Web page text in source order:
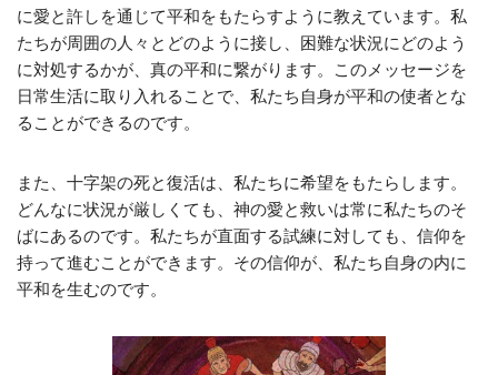
に愛と許しを通じて平和をもたらすように教えています。私
たちが周囲の人々とどのように接し、困難な状況にどのよう
に対処するかが、真の平和に繋がります。このメッセージを
日常生活に取り入れることで、私たち自身が平和の使者とな
ることができるのです。
また、十字架の死と復活は、私たちに希望をもたらします。
どんなに状況が厳しくても、神の愛と救いは常に私たちのそ
ばにあるのです。私たちが直面する試練に対しても、信仰を
持って進むことができます。その信仰が、私たち自身の内に
平和を生むのです。